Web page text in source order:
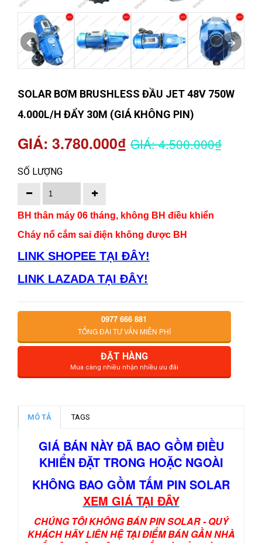
SOLAR BƠM BRUSHLESS ĐẦU JET 48V 750W
4.000L/H ĐẨY 30M (GIÁ KHÔNG PIN)
GIÁ: 3.780.000₫ GIÁ: 4.500.000₫
SỐ LƯỢNG
BH thân máy 06 tháng, không BH điều khiển
Cháy nổ cắm sai điện không được BH
LINK SHOPEE TẠI ĐÂY!
LINK LAZADA TẠI ĐÂY!
0977 666 881
TỔNG ĐÀI TƯ VẤN MIỄN PHÍ
ĐẶT HÀNG
Mua càng nhiều nhận nhiều ưu đãi
MÔ TẢ TAGS
GIÁ BÁN NÀY ĐÃ BAO GỒM ĐIỀU
KHIỂN ĐẶT TRONG HOẶC NGOÀI
KHÔNG BAO GỒM TẤM PIN SOLAR
XEM GIÁ TẠI ĐÂY
CHÚNG TÔI KHÔNG BÁN PIN SOLAR - QUÝ
KHÁCH HÃY LIÊN HỆ TẠI ĐIỂM BÁN GẦN NHÀ